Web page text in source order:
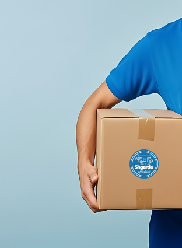
لا يوجد هناك مراجعات لهذا المنتج حتى